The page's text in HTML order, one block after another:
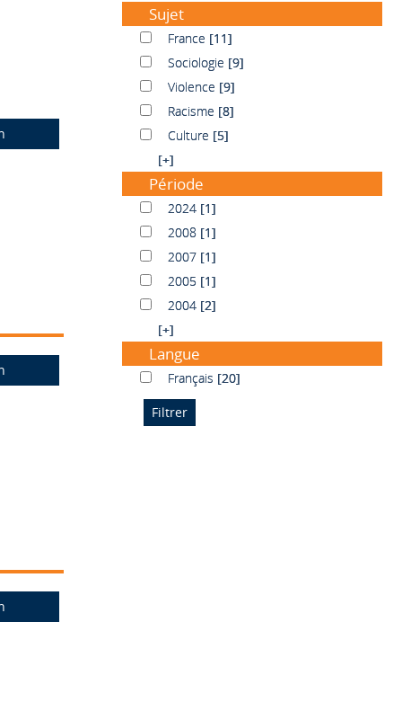
Sujet
FranceFrance [11]
SociologieSociologie [9]
ViolenceViolence [9]
RacismeRacisme [8]
CultureCulture [5]
[+]
Période
20242024 [1]
20082008 [1]
20072007 [1]
20052005 [1]
20042004 [2]
[+]
Langue
FrançaisFrançais [20]